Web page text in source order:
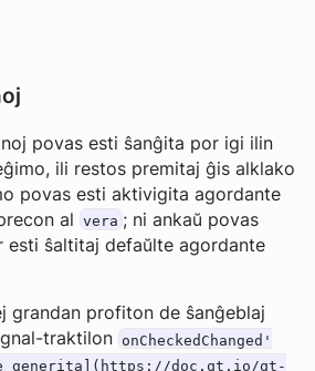
povas esti ŝanĝita por igi ilin
ili restos premitaj ĝis alklako
povas esti aktivigita agordante
al vera ; ni ankaŭ povas
esti ŝaltitaj defaŭlte agordante
grandan profiton de ŝanĝeblaj
traktilon onCheckedChanged'
generita](https://doc.qt.io/qt-